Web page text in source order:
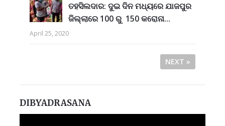
ତହସିଲଦାର: ଦୁଇ ଦିନ ମଧ୍ୟରେ ଯାଜପୁର
ଜିଲ୍ଲାରେ 100 ରୁ 150 କରୋନା...
April 25, 2020
NEXT »
DIBYADRASANA